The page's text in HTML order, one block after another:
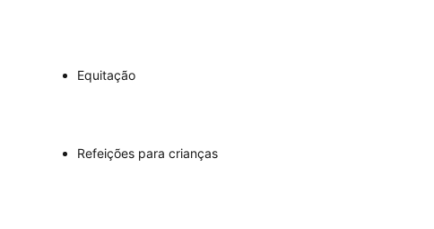
Equitação
Refeições para crianças